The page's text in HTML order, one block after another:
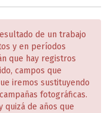
de un trabajo
y en períodos
que hay registros
campos que
iremos sustituyendo
fotográficas.
quizá de años que